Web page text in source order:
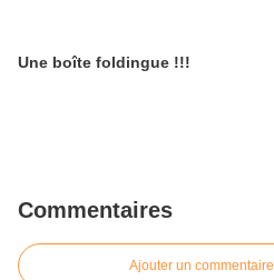
Une boîte foldingue !!!
Commentaires
Ajouter un commentaire